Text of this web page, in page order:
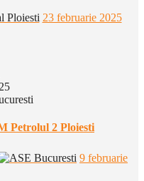
23 februarie 2025
Petrolul 2 Ploiesti
9 februarie